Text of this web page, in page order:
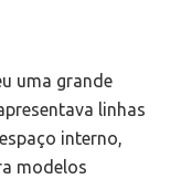
uma grande
linhas
interno,
modelos